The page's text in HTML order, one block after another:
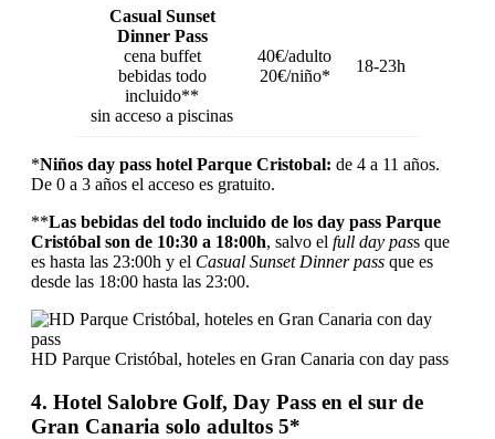
Casual Sunset
Dinner Pass
cena buffet
bebidas todo
incluido**
sin acceso a piscinas
40€/adulto
20€/niño*
18-23h
*Niños day pass hotel Parque Cristobal: de 4 a 11 años.
De 0 a 3 años el acceso es gratuito.
**Las bebidas del todo incluido de los day pass Parque
Cristóbal son de 10:30 a 18:00h, salvo el full day pass que
es hasta las 23:00h y el Casual Sunset Dinner pass que es
desde las 18:00 hasta las 23:00.
HD Parque Cristóbal, hoteles en Gran Canaria con day pass
4. Hotel Salobre Golf, Day Pass en el sur de
Gran Canaria solo adultos 5*